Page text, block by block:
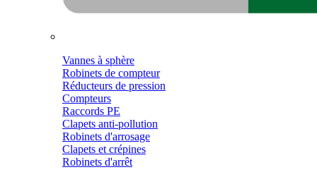
Vannes à sphère
Robinets de compteur
Réducteurs de pression
Compteurs
Raccords PE
Clapets anti-pollution
Robinets d'arrosage
Clapets et crépines
Robinets d'arrêt